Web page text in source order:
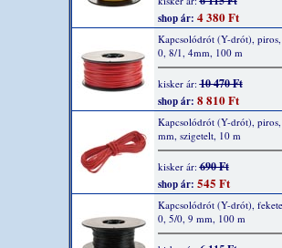
shop ár: 4 380 Ft
Kapcsolódrót (Y-drót), piros,
0, 8/1, 4mm, 100 m
kisker ár:10 470 Ft
shop ár: 8 810 Ft
Kapcsolódrót (Y-drót),
mm, szigetelt, 10 m
kisker ár:690 Ft
shop ár: 545 Ft
Kapcsolódrót (Y-drót),
0, 5/0, 9 mm, 100 m